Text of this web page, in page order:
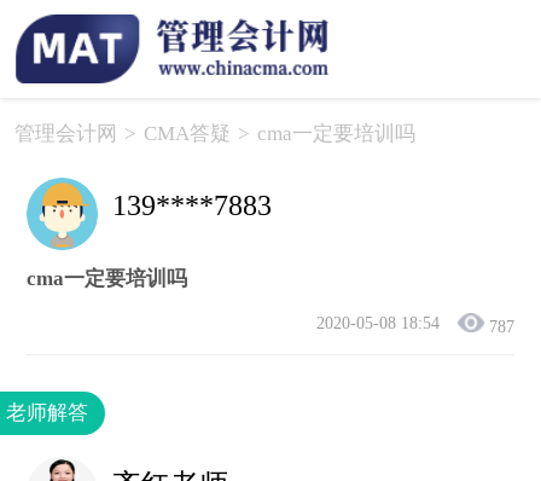
管理会计网 > CMA答疑 > cma一定要培训吗
139****7883
cma一定要培训吗
2020-05-08 18:54 787
老师解答